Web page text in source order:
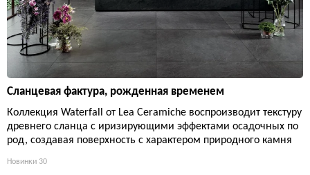
Сланцевая фактура, рожденная временем
Коллекция Waterfall от Lea Ceramiche воспроизводит текстуру
древнего сланца с иризирующими эффектами осадочных по
род, создавая поверхность с характером природного камня
Новинки 30